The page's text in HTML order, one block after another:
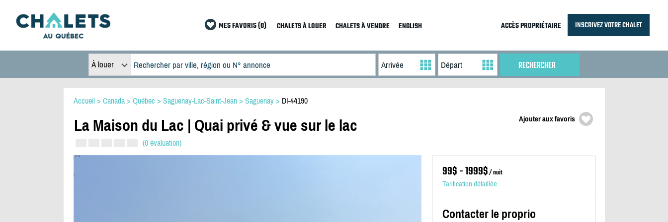
MES FAVORIS (0) CHALETS À LOUER CHALETS À VENDRE ENGLISH ACCÈS PROPRIÉTAIRE INSCRIVEZ VOTRE CHALET
À louer
Accueil > Canada> Québec > Saguenay-Lac-Saint-Jean> Saguenay> DI-44190
La Maison du Lac | Quai privé & vue sur le lac
(0 évaluation)
Ajouter aux favoris
99$ - 1999$/ nuit
Tarification détaillée
Contacter le proprio